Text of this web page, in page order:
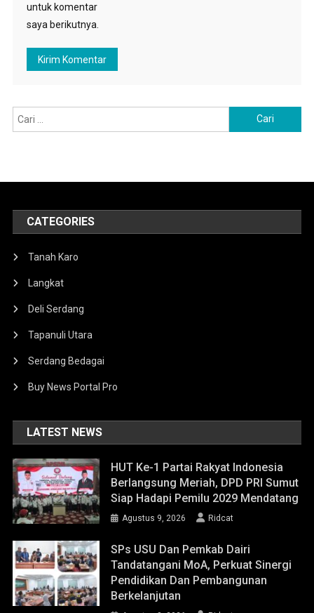
untuk komentar
saya berikutnya.
untuk:
CATEGORIES
Tanah Karo
Langkat
Deli Serdang
Tapanuli Utara
Serdang Bedagai
Buy News Portal Pro
LATEST NEWS
HUT Ke-1 Partai Rakyat Indonesia
Berlangsung Meriah, DPD PRI Sumut
Siap Hadapi Pemilu 2029 Mendatang
Agustus 9, 2026 Ridcat
SPs USU Dan Pemkab Dairi
Tandatangani MoA, Perkuat Sinergi
Pendidikan Dan Pembangunan
Berkelanjutan